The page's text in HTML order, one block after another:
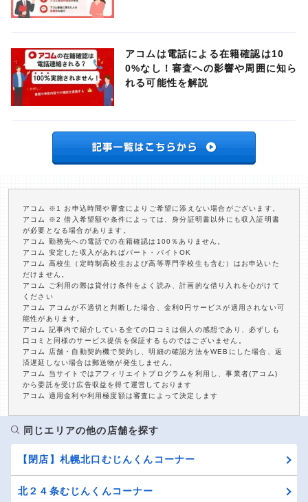
アコムは電話による在籍確認は10
0%なし！審査への影響や周囲に知ら
れる可能性を解説
アコム ※1 お申込時間や審査によりご希望に添えない場合がございます。
アコム ※2 借入希望額や条件によっては、身分証明書以外にも収入証明書
が必要となる場合があります。
アコム 勤務先への電話での在籍確認は100％ありません。
アコム 安定した収入があればパート・バイトOK
アコム 高校生（定時制高校生および高等専門学校生も含む）はお申込いた
だけません。
アコム ご利用の際は貸付け条件をよく読み、計画的な借り入れを心がけて
ください
アコム アコムが不適切と判断した場合、金利0円サービスが適用されない可
能性があります。
アコム 記事内で紹介している全ての口コミは個人の感想であり、必ずしも
口コミと同様のサービス提供を保証するものではございません。
アコム 店舗・自動契約機で契約し、明細の確認方法をWEBにした場合、返
済遅延しない場合は郵送物が発生しません。
アコム 当サイトではアフィリエイトプログラムを利用し、事業者(アコム)
から委託を受け広告収益を得て運営しております
アコム 適用金利や利用極度額は審査によって決定します
同じエリアの他の店舗を探す
【閉店】札幌北口むじんくんコーナー
北２４条むじんくんコーナー